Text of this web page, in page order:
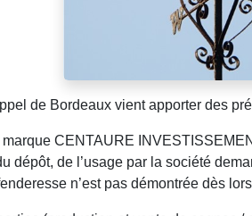
de Bordeaux vient apporter des
CENTAURE
dépôt, de l’usage par la société
n’est pas démontrée dès